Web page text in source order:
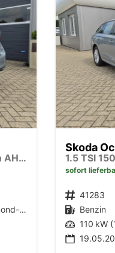
1.5 TSI 150PS m-HEV DSG Selection AHK Klimaautomatik ACC PDC v+h Rückf.Kamera Sitzheizung TWA Apple CarPlay Android Auto 16"LM
Smokey Diamond-Silber Metallic
Skoda
sofort
Fahrzeugnr. 41283
Kraftstoff Benzin
Leistung 110 kW